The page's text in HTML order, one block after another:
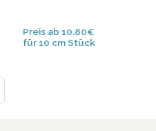
Preis ab 10.80€
für 10 cm Stück